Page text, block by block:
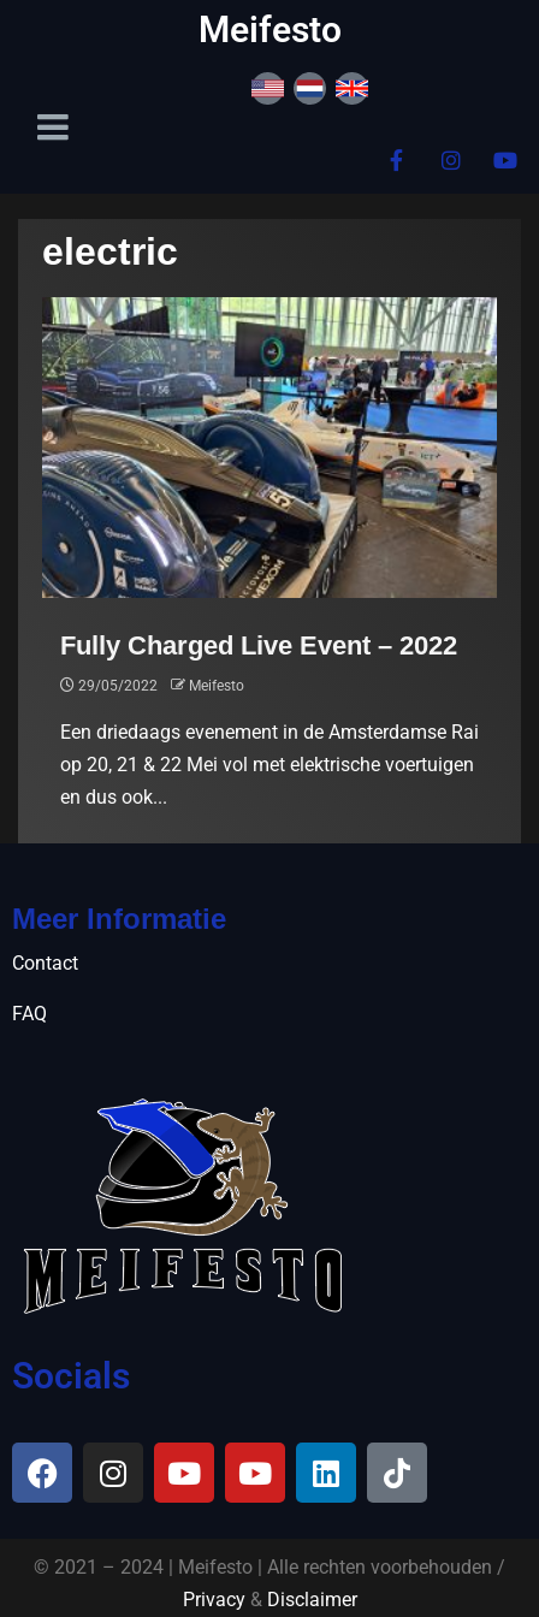
Meifesto
electric
Fully Charged Live Event – 2022
29/05/2022 Meifesto
Een driedaags evenement in de Amsterdamse Rai
op 20, 21 & 22 Mei vol met elektrische voertuigen
en dus ook...
Meer Informatie
Contact
FAQ
Socials
© 2021 – 2024 | Meifesto | Alle rechten voorbehouden /
Privacy& Disclaimer